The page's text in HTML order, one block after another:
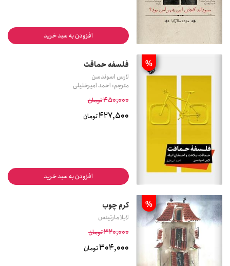
افزودن به سبد خرید
% فلسفه حماقت
لارس اسوندسن
مترجم: احمد امیرخلیلی
450,000تومان
427,500تومان
افزودن به سبد خرید
% کرم چوب
لایلا مارتینس
320,000تومان
304,000تومان